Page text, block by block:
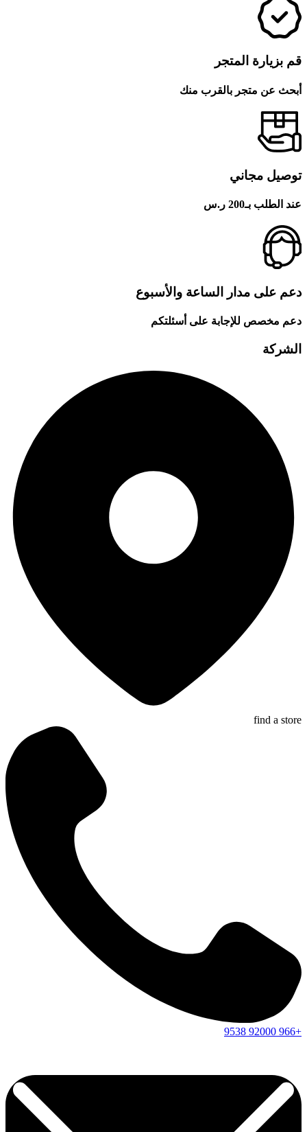
قم بزيارة المتجر
أبحث عن متجر بالقرب منك
توصيل مجاني
عند الطلب بـ200 ر.س
دعم على مدار الساعة والأسبوع
دعم مخصص للإجابة على أسئلتكم
الشركة
find a store
+966
92000
9538